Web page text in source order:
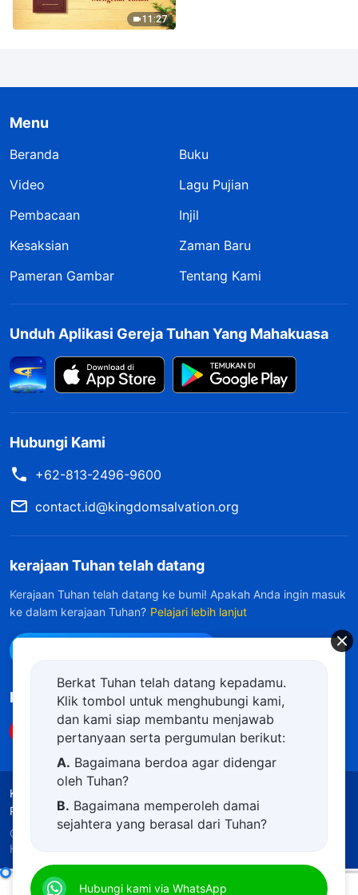
11:27
Menu
Beranda
Buku
Video
Lagu Pujian
Pembacaan
Injil
Kesaksian
Zaman Baru
Pameran Gambar
Tentang Kami
Unduh Aplikasi Gereja Tuhan Yang Mahakuasa
Hubungi Kami
+62-813-2496-9600
contact.id@kingdomsalvation.org
kerajaan Tuhan telah datang
Kerajaan Tuhan telah datang ke bumi! Apakah Anda ingin masuk
ke dalam kerajaan Tuhan? Pelajari lebih lanjut
Ikuti Kami
Ketentuan Penggunaan
Penghargaan
Kebijakan Cookie
Copyright © 2026Gereja Tuhan Yang Mahakuasa.
Hak Cipta Dilindungi Undang-Undang.
Berkat Tuhan telah datang kepadamu.
Klik tombol untuk menghubungi kami,
dan kami siap membantu menjawab
pertanyaan serta pergumulan berikut:
A. Bagaimana berdoa agar didengar
oleh Tuhan?
B. Bagaimana memperoleh damai
sejahtera yang berasal dari Tuhan?
D.
dekat kepada Tuhan.
Hubungi kami via WhatsApp